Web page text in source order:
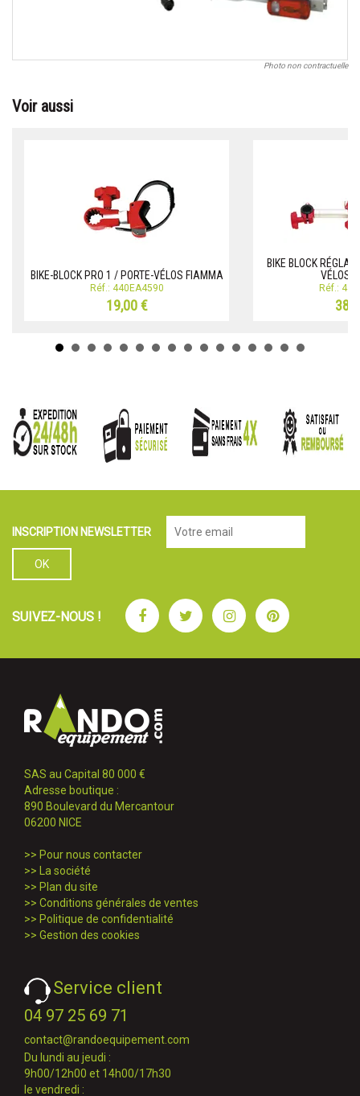
Photo non contractuelle
Voir aussi
BIKE-BLOCK PRO 1 / PORTE-VÉLOS FIAMMA
Réf.: 440EA4590
19,00 €
BIKE BLOCK
VÉLOS
Réf.:
INSCRIPTION NEWSLETTER
SUIVEZ-NOUS ! FacebookTwitterInstagramPinterest
SAS au Capital 80 000 €
Adresse boutique :
890 Boulevard du Mercantour
06200 NICE
>> Pour nous contacter
>>
La société
>> Plan du site
>> Conditions générales de ventes
>> Politique de confidentialité
>> Gestion des cookies
Service client
04 97 25 69 71
contact@randoequipement.com
Du lundi au jeudi :
9h00/12h00 et 14h00/17h30
le vendredi :